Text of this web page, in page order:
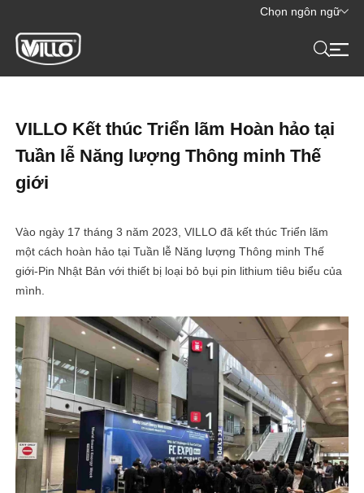
Chọn ngôn ngữ
VILLO Kết thúc Triển lãm Hoàn hảo tại
Tuần lễ Năng lượng Thông minh Thế
giới
Vào ngày 17 tháng 3 năm 2023, VILLO đã kết thúc Triển lãm
một cách hoàn hảo tại Tuần lễ Năng lượng Thông minh Thế
giới-Pin Nhật Bản với thiết bị loại bỏ bụi pin lithium tiêu biểu của
mình.